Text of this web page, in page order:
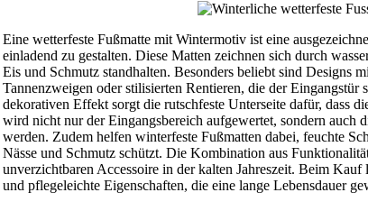
Eine wetterfeste Fußmatte mit Wintermotiv ist eine
einladend zu gestalten. Diese Matten zeichnen sich durch
Eis und Schmutz standhalten. Besonders beliebt sind Designs
Tannenzweigen oder stilisierten Rentieren, die der
dekorativen Effekt sorgt die rutschfeste Unterseite dafür, dass
wird nicht nur der Eingangsbereich aufgewertet, sondern auch
werden. Zudem helfen winterfeste Fußmatten dabei, feuchte
Nässe und Schmutz schützt. Die Kombination aus
unverzichtbaren Accessoire in der kalten Jahreszeit. Beim
und pflegeleichte Eigenschaften, die eine lange Lebensdauer